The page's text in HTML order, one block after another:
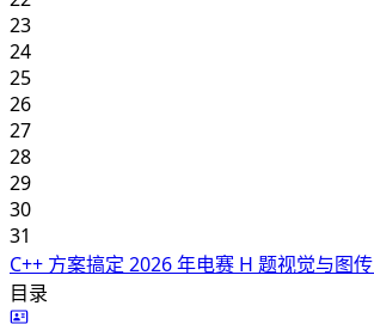
23
24
25
26
27
28
29
30
31
C++ 方案搞定 2026 年电赛 H 题视觉与图传
目录